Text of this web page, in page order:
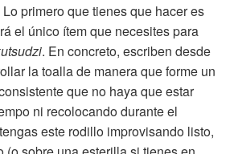
primero que tienes que hacer es
el único ítem que necesites para
. En concreto, escriben desde
la toalla de manera que forme un
que no haya que estar
ni recolocando durante el
este rodillo improvisando listo,